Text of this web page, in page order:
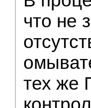
что не
тех же